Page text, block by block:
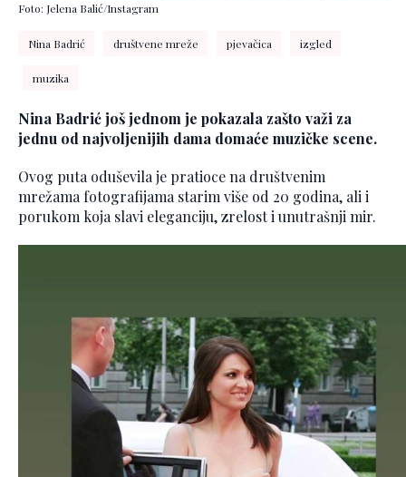
Foto: Jelena Balić/Instagram
Nina Badrić društvene mreže pjevačica izgled
muzika
Nina Badrić još jednom je pokazala zašto važi za
jednu od najvoljenijih dama domaće muzičke scene.
Ovog puta oduševila je pratioce na društvenim
mrežama fotografijama starim više od 20 godina, ali i
porukom koja slavi eleganciju, zrelost i unutrašnji mir.